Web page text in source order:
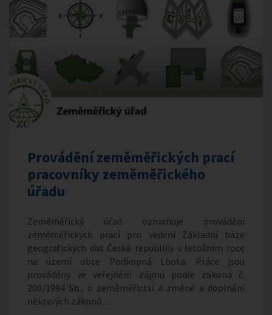
Provádění zeměměřických prací
pracovníky zeměměřického
úřadu
Zeměměřický úřad oznamuje provádění
zeměměřických prací pro vedení Základní báze
geografických dat České republiky v letošním roce
na území obce Podkopná Lhota. Práce jsou
prováděny ve veřejném zájmu podle zákona č.
200/1994 Sb., o zeměměřictví a změně a doplnění
některých zákonů…